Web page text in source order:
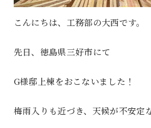
こんにちは、工務部の大西です。
先日、徳島県三好市にて
G様邸上棟をおこないました！
梅雨入りも近づき、天候が不安定